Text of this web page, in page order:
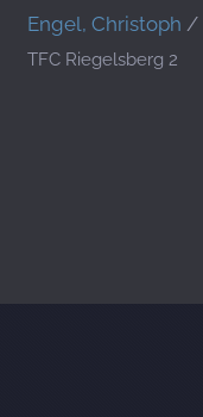
Engel, Christoph /
TFC Riegelsberg 2